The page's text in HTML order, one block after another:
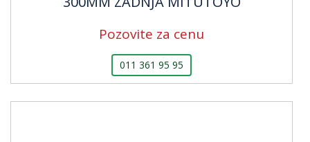
Pozovite za cenu
011 361 95 95